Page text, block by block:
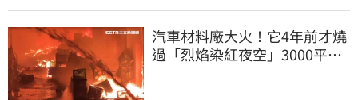
汽車材料廠大火！它4年前才燒
過「烈焰染紅夜空」3000平方